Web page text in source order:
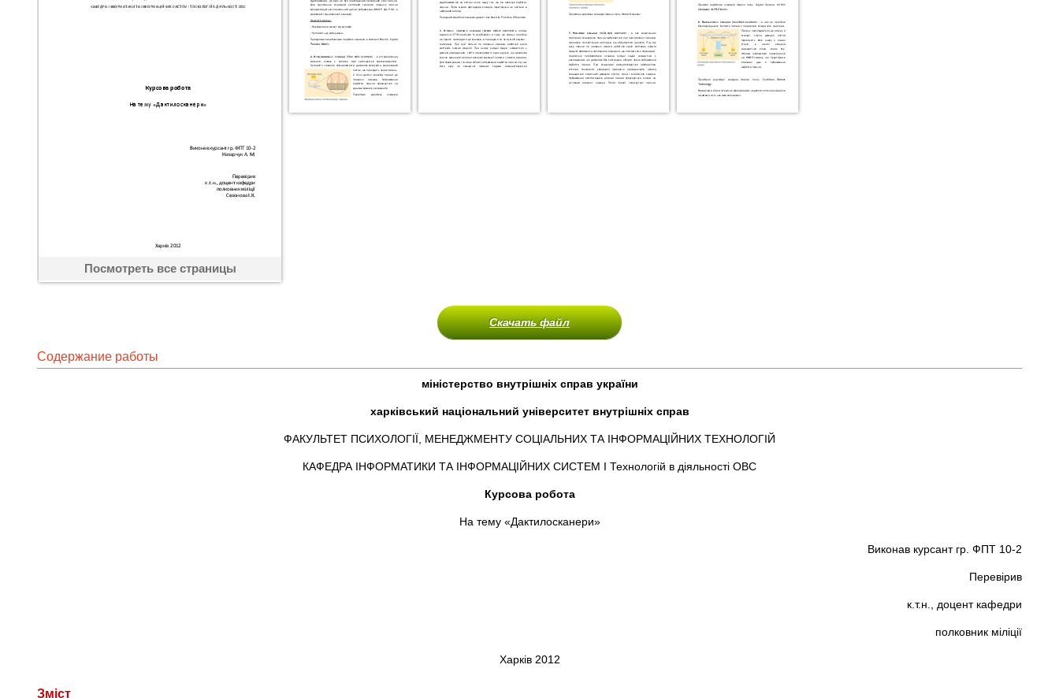
Посмотреть все страницы
Скачать файл
Содержание работы
міністерство внутрішніх справ україни
харківський національний університет внутрішніх справ
ФАКУЛЬТЕТ ПСИХОЛОГІЇ, МЕНЕДЖМЕНТУ СОЦІАЛЬНИХ ТА ІНФОРМАЦІЙНИХ ТЕХНОЛОГІЙ
КАФЕДРА ІНФОРМАТИКИ ТА ІНФОРМАЦІЙНИХ СИСТЕМ І Технологій в діяльності ОВС
Курсова робота
На тему «Дактилосканери»
Виконав курсант гр. ФПТ 10-2
Перевірив
к.т.н., доцент кафедри
полковник міліції
Харків 2012
Зміст